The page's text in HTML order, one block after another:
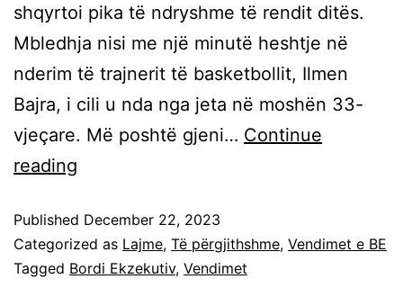
shqyrtoi pika të ndryshme të rendit ditës.
Mbledhja nisi me një minutë heshtje në
nderim të trajnerit të basketbollit, Ilmen
Bajra, i cili u nda nga jeta në moshën 33-
vjeçare. Më poshtë gjeni… Continue
reading
Published December 22, 2023
Categorized as Lajme, Të përgjithshme, Vendimet e BE
Tagged Bordi Ekzekutiv, Vendimet